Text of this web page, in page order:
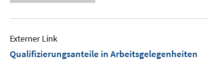
Externer Link
Qualifizierungsanteile in Arbeitsgelegenheiten